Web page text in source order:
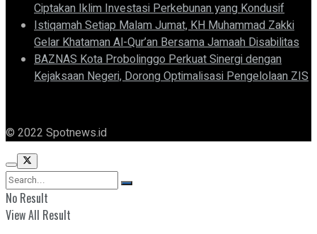
Ciptakan Iklim Investasi Perkebunan yang Kondusif
Istiqamah Setiap Malam Jumat, KH Muhammad Zakki
Gelar Khataman Al-Qur’an Bersama Jamaah Disabilitas
BAZNAS Kota Probolinggo Perkuat Sinergi dengan
Kejaksaan Negeri, Dorong Optimalisasi Pengelolaan ZIS
© 2022 Spotnews.id
No Result
View All Result